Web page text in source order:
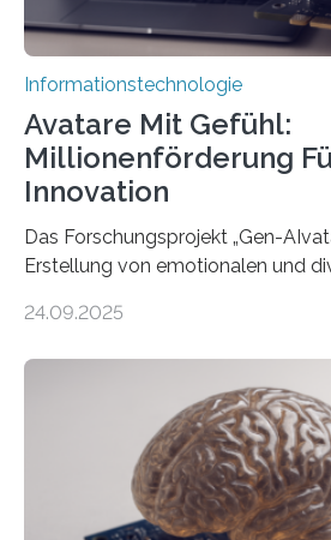
Informationstechnologie
Avatare Mit Gefühl:
Millionenförderung
Innovation
Das Forschungsprojekt „Gen-
Erstellung von emotionalen und
Förderung in Höhe von rund 2
der MindPort GmbH eine
Lösung zur Erzeugung von
Avatare. Gen-AIvatar entwickelt
kosteneffiziente Methoden, um
erstellen. „Besonders wichtig ist
24.09.2025